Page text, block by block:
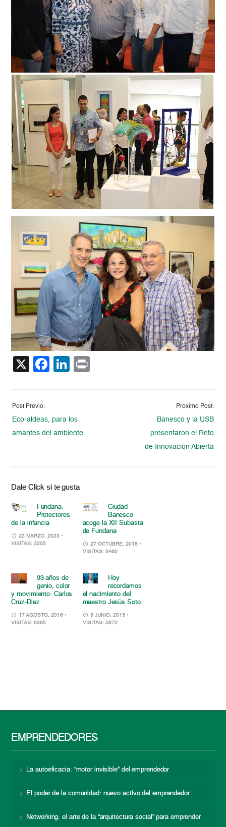
X Facebook
LinkedIn
Post Previo:
Eco-aldeas, para los
amantes del ambiente
Proximo Post:
Banesco y la USB
presentaron el Reto
de Innovación Abierta
Dale Click si te gusta
Fundana:
Protectores
de la infancia
23 MARZO, 2023 •
VISITAS: 2205
Ciudad
Banesco
acoge la XII Subasta
de Fundana
27 OCTUBRE, 2016 •
VISITAS: 3460
93 años de
genio, color
y movimiento: Carlos
Cruz-Diez
17 AGOSTO, 2016 •
VISITAS: 6365
Hoy
recordamos
el nacimiento del
maestro Jesús Soto
5 JUNIO, 2015 •
VISITAS: 5672
EMPRENDEDORES
La autoeficacia: “motor invisible” del emprendedor
El poder de la comunidad: nuevo activo del emprendedor
Networking: el arte de la “arquitectura social” para emprender